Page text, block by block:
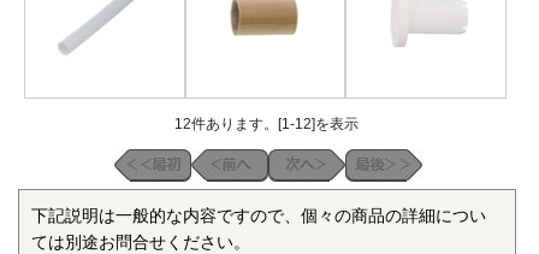
12件あります。[1-12]を表示
下記説明は一般的な内容ですので、個々の商品の詳細につい
ては別途お問合せください。